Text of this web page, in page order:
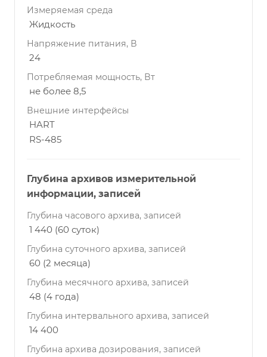
Измеряемая среда
Жидкость
Напряжение питания, В
24
Потребляемая мощность, Вт
не более 8,5
Внешние интерфейсы
HART
RS-485
Глубина архивов измерительной
информации, записей
Глубина часового архива, записей
1 440 (60 суток)
Глубина суточного архива, записей
60 (2 месяца)
Глубина месячного архива, записей
48 (4 года)
Глубина интервального архива, записей
14 400
Глубина архива дозирования, записей